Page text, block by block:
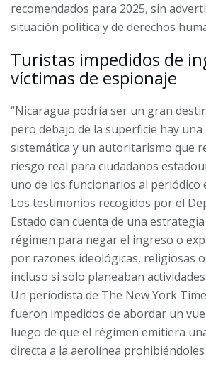
recomendados para 2025, sin
situación política y de derechos
Turistas impedidos de
víctimas de espionaje
“Nicaragua podría ser un gran
pero debajo de la superficie hay
sistemática y un autoritarismo que
riesgo real para ciudadanos
uno de los funcionarios al periódico
Los testimonios recogidos por el
Estado dan cuenta de una
régimen para negar el ingreso o
por razones ideológicas, religiosas
incluso si solo planeaban
Un periodista de The New York
fueron impedidos de abordar un
luego de que el régimen emitiera
directa a la aerolínea